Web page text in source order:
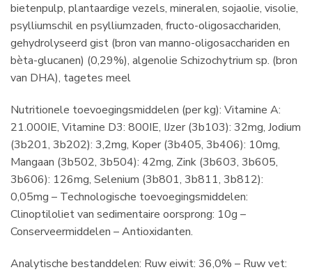
bietenpulp, plantaardige vezels, mineralen, sojaolie, visolie,
psylliumschil en psylliumzaden, fructo-oligosacchariden,
gehydrolyseerd gist (bron van manno-oligosacchariden en
bèta-glucanen) (0,29%), algenolie Schizochytrium sp. (bron
van DHA), tagetes meel
Nutritionele toevoegingsmiddelen (per kg): Vitamine A:
21.000IE, Vitamine D3: 800IE, IJzer (3b103): 32mg, Jodium
(3b201, 3b202): 3,2mg, Koper (3b405, 3b406): 10mg,
Mangaan (3b502, 3b504): 42mg, Zink (3b603, 3b605,
3b606): 126mg, Selenium (3b801, 3b811, 3b812):
0,05mg – Technologische toevoegingsmiddelen:
Clinoptiloliet van sedimentaire oorsprong: 10g –
Conserveermiddelen – Antioxidanten.
Analytische bestanddelen: Ruw eiwit: 36,0% – Ruw vet: